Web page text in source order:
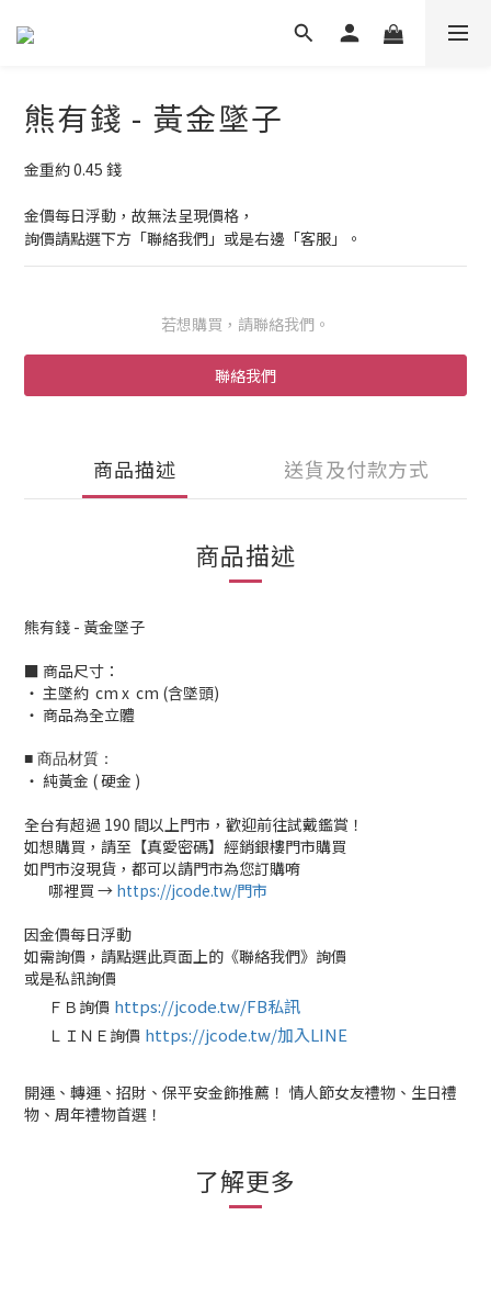
熊有錢 - 黃金墜子
金重約 0.45 錢
金價每日浮動，故無法呈現價格，
詢價請點選下方「聯絡我們」或是右邊「客服」。
若想購買，請聯絡我們。
聯絡我們
商品描述 送貨及付款方式
商品描述
熊有錢 - 黃金墜子
■ 商品尺寸：
‧ 主墜約 cm x cm (含墜頭)
‧ 商品為全立體
■ 商品材質：
‧ 純黃金 ( 硬金 )
全台有超過 190 間以上門市，歡迎前往試戴鑑賞！
如想購買，請至【真愛密碼】經銷銀樓門市購買
如門市沒現貨，都可以請門市為您訂購唷
哪裡買 → https://jcode.tw/門市
因金價每日浮動
如需詢價，請點選此頁面上的《聯絡我們》詢價
或是私訊詢價
ＦＢ詢價 https://jcode.tw/FB私訊
ＬＩＮＥ詢價 https://jcode.tw/加入LINE
開運、轉運、招財、保平安金飾推薦！ 情人節女友禮物、生日禮
物、周年禮物首選！
了解更多